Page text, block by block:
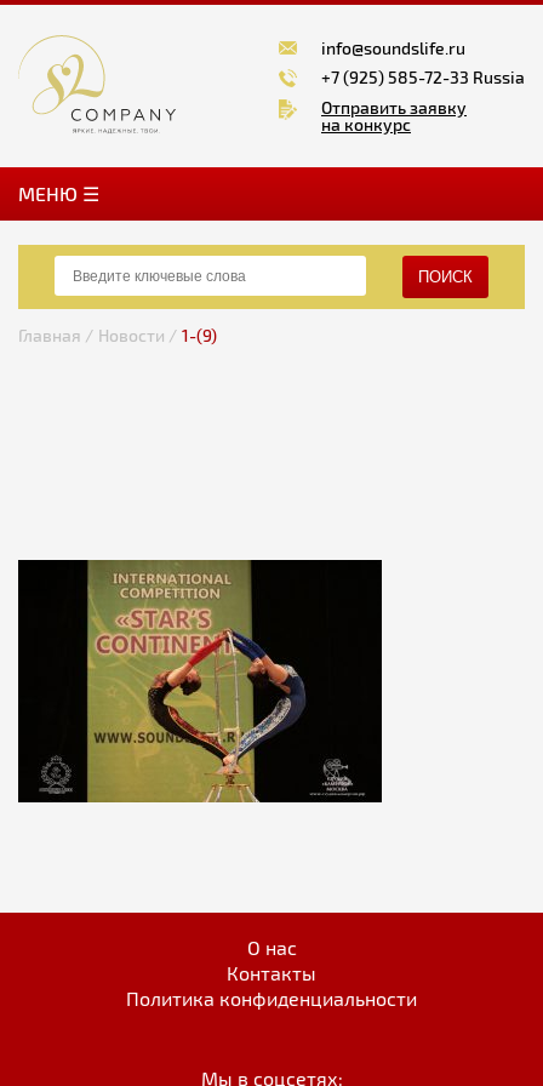
info@soundslife.ru
+7 (925) 585-72-33 Russia
Отправить заявку
на конкурс
MЕНЮ ☰
ПОИСК
Главная / Новости / 1-(9)
О нас
Контакты
Политика конфиденциальности
Мы в соцсетях: